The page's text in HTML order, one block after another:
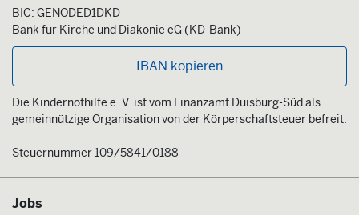
BIC: GENODED1DKD
Bank für Kirche und Diakonie eG (KD-Bank)
IBAN kopieren
Die Kindernothilfe e. V. ist vom Finanzamt Duisburg-Süd als
gemeinnützige Organisation von der Körperschaftsteuer befreit.
Steuernummer 109/5841/0188
Jobs